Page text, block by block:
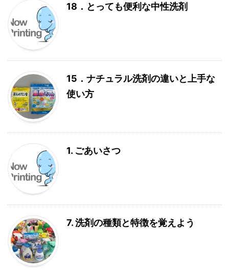
18．とっても便利な中性洗剤
15．ナチュラル洗剤の違いと上手な
使い方
1. ごあいさつ
7. 洗剤の種類と特徴を覚えよう